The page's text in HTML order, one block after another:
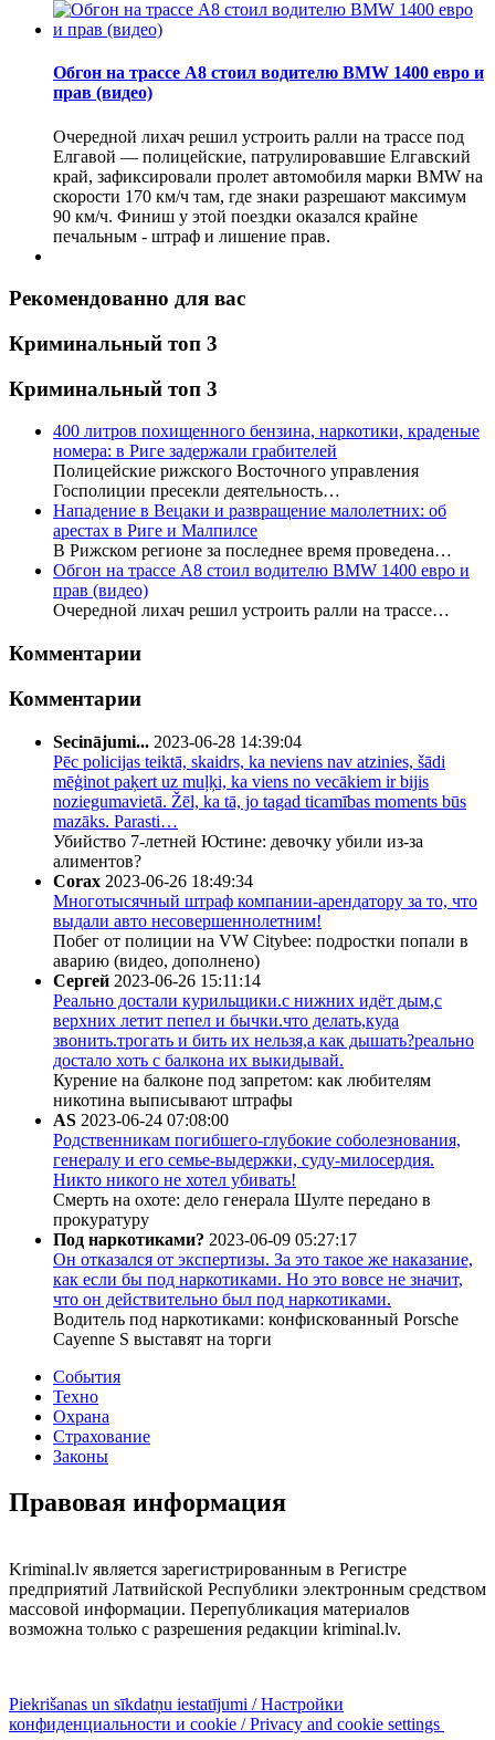
Обгон на трассе А8 стоил водителю BMW 1400 евро и
прав (видео)
Очередной лихач решил устроить ралли на трассе под
Елгавой — полицейские, патрулировавшие Елгавский
край, зафиксировали пролет автомобиля марки BMW на
скорости 170 км/ч там, где знаки разрешают максимум
90 км/ч. Финиш у этой поездки оказался крайне
печальным - штраф и лишение прав.
Рекомендованно для вас
Криминальный топ 3
Криминальный топ 3
400 литров похищенного бензина, наркотики, краденые
номера: в Риге задержали грабителей
Полицейские рижского Восточного управления
Госполиции пресекли деятельность…
Нападение в Вецаки и развращение малолетних: об
арестах в Риге и Малпилсе
В Рижском регионе за последнее время проведена…
Обгон на трассе А8 стоил водителю BMW 1400 евро и
прав (видео)
Очередной лихач решил устроить ралли на трассе…
Комментарии
Комментарии
Secinājumi... 2023-06-28 14:39:04
Pēc policijas teiktā, skaidrs, ka neviens nav atzinies, šādi
mēģinot paķert uz muļķi, ka viens no vecākiem ir bijis
noziegumavietā. Žēl, ka tā, jo tagad ticamības moments būs
mazāks. Parasti…
Убийство 7-летней Юстине: девочку убили из-за
алиментов?
Corax 2023-06-26 18:49:34
Многотысячный штраф компании-арендатору за то, что
выдали авто несовершеннолетним!
Побег от полиции на VW Citybee: подростки попали в
аварию (видео, дополнено)
Сергей 2023-06-26 15:11:14
Реально достали курильщики.с нижних идёт дым,с
верхних летит пепел и бычки.что делать,куда
звонить.трогать и бить их нельзя,а как дышать?реально
достало хоть с балкона их выкидывай.
Курение на балконе под запретом: как любителям
никотина выписывают штрафы
AS 2023-06-24 07:08:00
Родственникам погибшего-глубокие соболезнования,
генералу и его семье-выдержки, суду-милосердия.
Никто никого не хотел убивать!
Смерть на охоте: дело генерала Шулте передано в
прокуратуру
Под наркотиками? 2023-06-09 05:27:17
Он отказался от экспертизы. За это такое же наказание,
как если бы под наркотиками. Но это вовсе не значит,
что он действительно был под наркотиками.
Водитель под наркотиками: конфискованный Porsche
Cayenne S выставят на торги
События
Техно
Охрана
Страхование
Законы
Правовая информация
Kriminal.lv является зарегистрированным в Регистре
предприятий Латвийской Республики электронным средством
массовой информации. Перепубликация материалов
возможна только с разрешения редакции kriminal.lv.
Piekrišanas un sīkdatņu iestatījumi / Настройки
конфиденциальности и cookie / Privacy and cookie settings